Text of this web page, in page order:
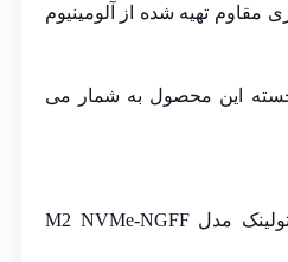
مقاوم تهیه شده از آلومینیوم
این محصول به شمار می